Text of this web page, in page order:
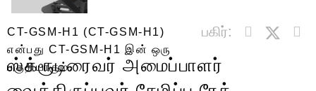
CT-GSM-H1 (CT-GSM-H1)
என்பது CT-GSM-H1 இன் ஒரு
பகுதியாகும்.
பகிர்:
ஸ்க்ரூடிரைவர் அமைப்பாளர்